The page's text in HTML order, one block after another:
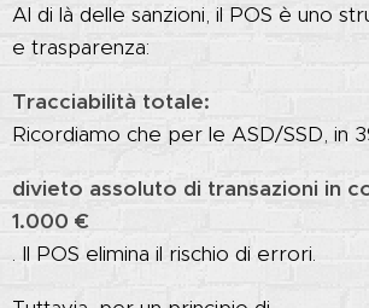
Al di là delle sanzioni, il POS è uno
e trasparenza:
Tracciabilità totale:
Ricordiamo che per le ASD/SSD, in
divieto assoluto di transazioni in
1.000 €
. Il POS elimina il rischio di errori.